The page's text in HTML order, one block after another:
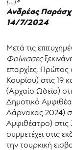
Ανδρέας
14/7/2024
Μετά τις
Φοίνισσες
επαρχίες.
Κουρίου) στις 19
(Αρχαίο Ωδείο)
Δημοτικό
Λάρνακας 2024)
Αμφιθέατρο)
συμμετέχει στις
την τουρκική